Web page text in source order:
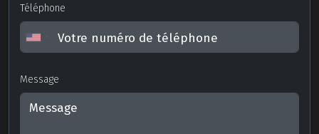
Téléphone
Message